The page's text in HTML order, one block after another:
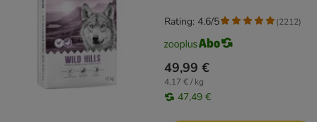
49,99 €
4,17 € / kg
47,49 €
Rating: 4.6/5 (2212)